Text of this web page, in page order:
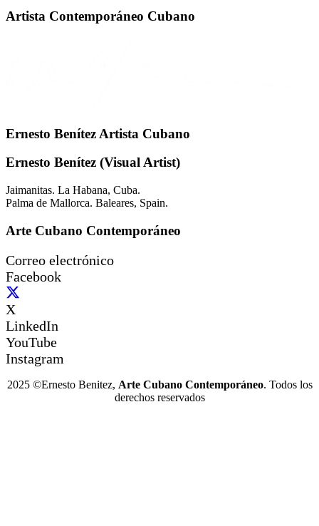
Artista Contemporáneo Cubano
Ernesto Benítez Artista Cubano
Ernesto Benítez (Visual Artist)
Jaimanitas. La Habana, Cuba.
Palma de Mallorca. Baleares, Spain.
Arte Cubano Contemporáneo
Correo electrónico
Facebook
X
LinkedIn
YouTube
Instagram
2025 ©Ernesto Benitez, Arte Cubano Contemporáneo. Todos los
derechos reservados